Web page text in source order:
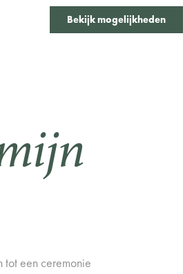
Bekijk mogelijkheden
tot een ceremonie